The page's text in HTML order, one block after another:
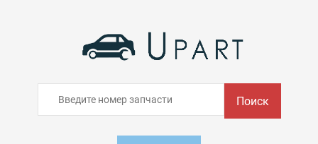
Поиск